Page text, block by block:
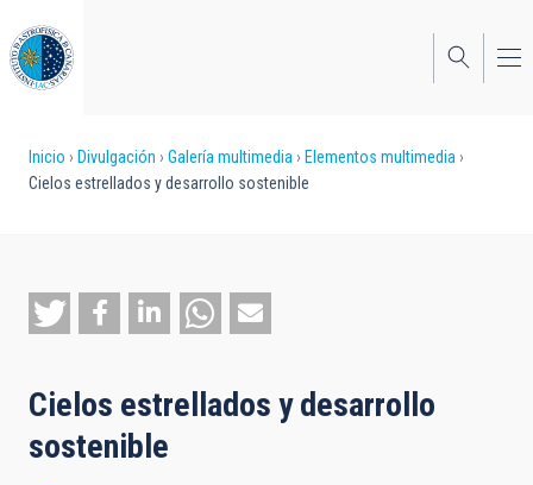
al
contenido
principal
Sobrescribir
ayuda
a
navegación
Inicio Divulgación Galería multimedia
Elementos multimedia
Cielos estrellados y desarrollo sostenible
Cielos estrellados y desarrollo
sostenible